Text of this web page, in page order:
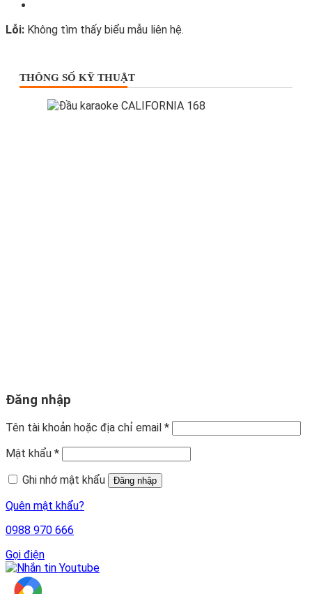
Lỗi: Không tìm thấy biểu mẫu liên hệ.
THÔNG SỐ KỸ THUẬT
Đăng nhập
Tên tài khoản hoặc địa chỉ email *
Mật khẩu *
Ghi nhớ mật khẩu
Đăng nhập
Quên mật khẩu?
0988 970 666
Gọi điện
Youtube